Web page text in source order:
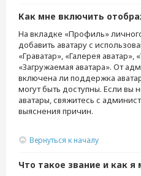
Как мне включить
На вкладке «Профиль»
добавить аватару с
«Граватар», «Галерея аватар»,
«Загружаемая аватара». От
включена ли поддержка
могут быть доступны. Если вы
аватары, свяжитесь с
выяснения причин.
Вернуться к началу
Что такое звание и как я